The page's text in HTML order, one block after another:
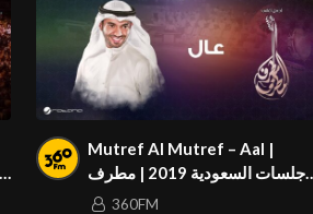
Mutref Al Mutref – Aal |
جلسات السعودية 2019 | مطرف
المطرف – عال
360FM